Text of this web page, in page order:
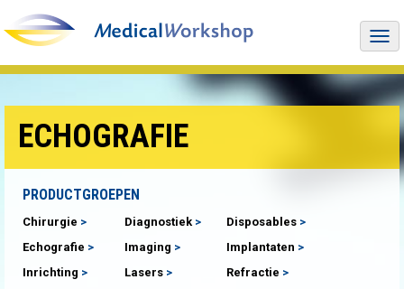
ECHOGRAFIE
PRODUCTGROEPEN
Chirurgie Diagnostiek
Disposables
Echografie
Imaging
Implantaten
Inrichting
Lasers
Refractie